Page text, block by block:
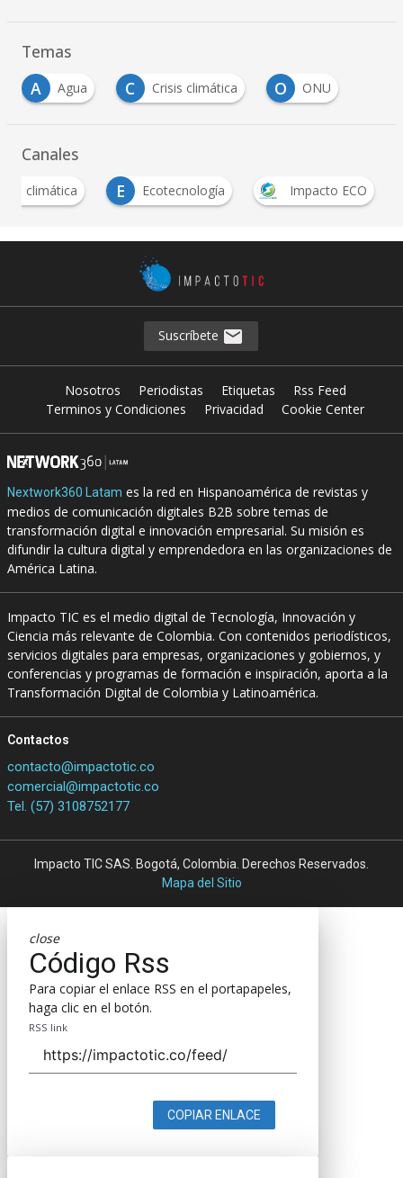
Temas
A
Agua C Crisis climática O ONU
Canales
climática E Ecotecnología Impacto ECO
Suscríbete
Nosotros Periodistas Etiquetas
Rss Feed
Terminos y Condiciones
Privacidad Cookie Center
Nextwork360 Latam es la red en Hispanoamérica de revistas y
medios de comunicación digitales B2B sobre temas de
transformación digital e innovación empresarial. Su misión es
difundir la cultura digital y emprendedora en las organizaciones de
América Latina.
Impacto TIC es el medio digital de Tecnología, Innovación y
Ciencia más relevante de Colombia. Con contenidos periodísticos,
servicios digitales para empresas, organizaciones y gobiernos, y
conferencias y programas de formación e inspiración, aporta a la
Transformación Digital de Colombia y Latinoamérica.
Contactos
contacto@impactotic.co
comercial@impactotic.co
Tel. (57) 3108752177
Impacto TIC SAS. Bogotá, Colombia. Derechos Reservados.
Mapa del Sitio
close
Código Rss
Para copiar el enlace RSS en el portapapeles,
haga clic en el botón.
RSS link
COPIAR ENLACE